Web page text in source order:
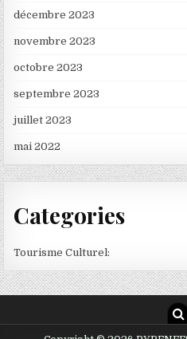
décembre 2023
novembre 2023
octobre 2023
septembre 2023
juillet 2023
mai 2022
Categories
Tourisme Culturel: